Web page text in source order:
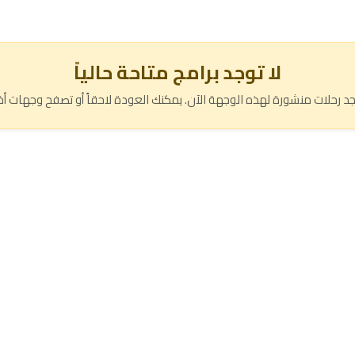
لا توجد برامج متاحة حالياً
رحلات منشورة لهذه الوجهة الآن. يمكنك العودة لاحقاً أو تصفح وجهات